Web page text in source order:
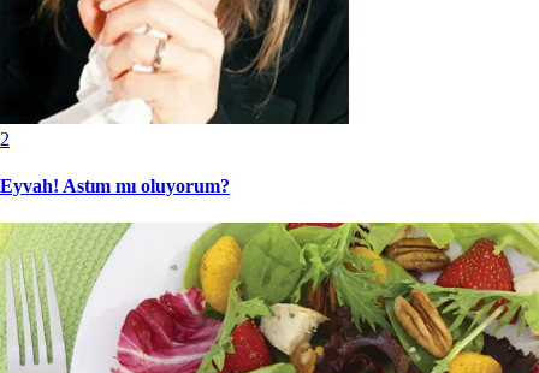
2
Eyvah! Astım mı oluyorum?